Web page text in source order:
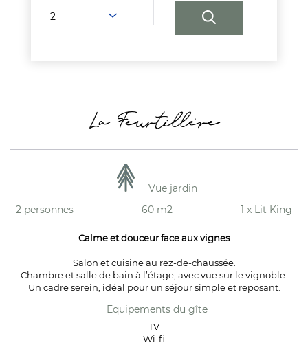
La Feurtillère
Vue jardin
2 personnes
60 m2 1 x Lit King
Calme et douceur face aux vignes
Salon et cuisine au rez-de-chaussée.
Chambre et salle de bain à l’étage, avec vue sur le vignoble.
Un cadre serein, idéal pour un séjour simple et reposant.
Equipements du gîte
TV
Wi-fi